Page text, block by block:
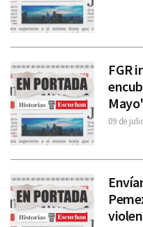
FGR
Mayo'
09 de